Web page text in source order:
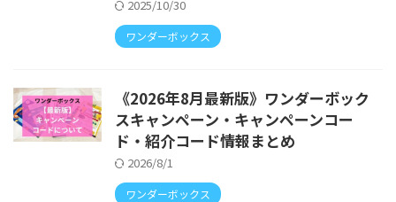
2025/10/30
ワンダーボックス
《2026年8月最新版》ワンダーボック
スキャンペーン・キャンペーンコー
ド・紹介コード情報まとめ
2026/8/1
ワンダーボックス